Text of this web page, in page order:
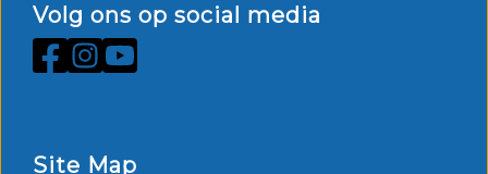
Volg ons op social media
Site Map